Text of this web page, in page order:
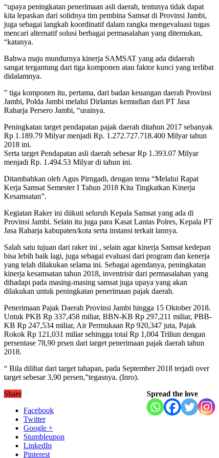
“upaya peningkatan penerimaan asli daerah, tentunya tidak dapat
kita lepaskan dari solidnya tim pembina Samsat di Provinsi Jambi,
juga sebagai langkah koordinatif dalam rangka mengevaluasi tugas
mencari alternatif solusi berbagai permasalahan yang ditemukan,
“katanya.
Bahwa maju mundurnya kinerja SAMSAT yang ada didaerah
sangat tergantung dari tiga komponen atau faktor kunci yang terlibat
didalamnya.
” tiga komponen itu, pertama, dari badan keuangan daerah Provinsi
Jambi, Polda Jambi melalui Dirlantas kemudian dari PT Jasa
Raharja Persero Jambi, “urainya.
Peningkatan target pendapatan pajak daerah ditahun 2017 sebanyak
Rp 1.189.79 Milyar menjadi Rp. 1.272.727.718.400 Milyar tahun
2018 ini.
Serta target Pendapatan asli daerah sebesar Rp 1.393.07 Milyar
menjadi Rp. 1.494.53 Milyar di tahun ini.
Ditambahkan oleh Agus Pirngadi, dengan tema “Melalui Rapat
Kerja Samsat Semester I Tahun 2018 Kita Tingkatkan Kinerja
Kesamsatan”.
Kegiatan Raker ini diikuti seluruh Kepala Samsat yang ada di
Provinsi Jambi. Selain itu juga para Kasat Lantas Polres, Kepala PT
Jasa Raharja kabupaten/kota serta instansi terkait lannya.
Salah satu tujuan dari raker ini , selain agar kinerja Samsat kedepan
bisa lebih baik lagi, juga sebagai evaluasi dari program dan kenerja
yang telah dilakukan selama ini. Sebagai agendanya, peningkatan
kinerja kesamsatan tahun 2018, inventrisir dari permasalahan yang
dihadapi pada masing-masing samsat juga upaya yang akan
dilakukan untuk peningkatan penerimaan pajak daerah.
Penerimaan Pajak Daerah Provinsi Jambi hingga 15 Oktober 2018.
Untuk PKB Rp 337,458 miliar, BBN-KB Rp 297,211 miliar, PBB-
KB Rp 247,534 miliar, Air Permukaan Rp 920,347 juta, Pajak
Rokok Rp 121,031 miliar sehingga total Rp 1,004 Triliun dengan
persentase 78,90 prsen dari target penerimaan pajak daerah tahun
2018.
“ Bila dilihat dari target tahapan, pada September 2018 terjadi over
target sebesar 3,90 persen,”tegasnya. (Inro).
Spread the love
Share
Facebook
Twitter
Google +
Stumbleupon
LinkedIn
Pinterest